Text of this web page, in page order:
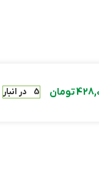
تومان 5 در انبار